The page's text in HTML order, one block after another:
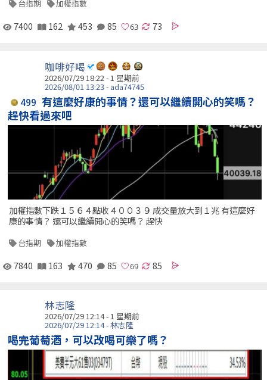
台指期 加權指數
7400 162 453 85 73
咖啡好喝
2026/07/29 18:22 - 1 星期前
2026/08/01 13:23 - ada74745
499 有這麼好康的事情？還可以繼續開心的笑嗎？
趕快看過來吧
加權指數下跌１５６４點收４００３９ 成交量放大到１兆 有這麼好
康的事情？ 還可以繼續開心的笑嗎？ 趕快
台指期 加權指數
7840 163 470 85 85
林志隆
2026/07/29 12:14 - 1 星期前
2026/07/29 12:14 - 林志隆
喝完葡萄酒，可以改喝可樂了嗎？